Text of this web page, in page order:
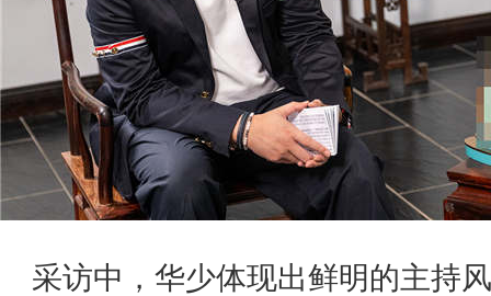
采访中，华少体现出鲜明的主持